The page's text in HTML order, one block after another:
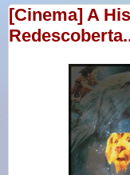
[Cinema] A